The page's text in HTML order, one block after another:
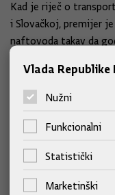
Kad je riječ o
i Slovačkoj, premijer
naftovoda takav da
obje rafinerije rade
kapaciteta.
Vlada
Nužni
Funkcionalni
Statistički
Marketinški